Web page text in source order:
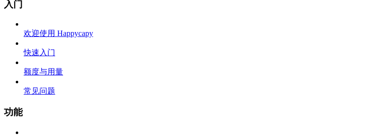
入门
欢迎使用 Happycapy
快速入门
额度与用量
常见问题
功能